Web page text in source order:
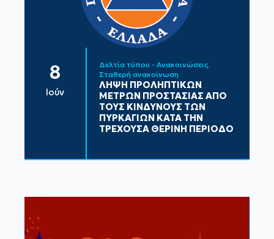
8
Ιούν
Δελτία τύπου - Ανακοινώσεις
Σταθερή ανακοίνωση
ΛΗΨΗ ΠΡΟΛΗΠΤΙΚΩΝ
ΜΕΤΡΩΝ ΠΡΟΣΤΑΣΙΑΣ ΑΠΟ
ΤΟΥΣ ΚΙΝΔΥΝΟΥΣ ΤΩΝ
ΠΥΡΚΑΓΙΩΝ ΚΑΤΑ ΤΗΝ
ΤΡΕΧΟΥΣΑ ΘΕΡΙΝΗ ΠΕΡΙΟΔΟ